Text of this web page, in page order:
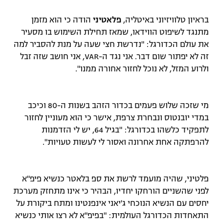
מדיניות פרטיות
תקנון פעילות ספורט 1
הצטרפות לחבילת הערוצים
לוח דרושים – ג'ובנט
גיימינג E-Sports
בראיון טלוויזיוני באיטליה, פלאטיני הודה כי הוא מזמן
מתנגד לשיפוט הווידאו, שמאז תחילת השימוש בו מסעיר
את עולם הכדורגל: "נדרשת חצי שעה על מנת להסביר למה
זה לא יפתור שום דבר. אני נגד ה-VAR, אני חושב שזה זבל
ולרוע המזל, לא נוכל לחזור אחורה ממנו".
מי שזכה שלוש פעמים בכדור הזהב בשנות ה-80 וכיכב
במדי יובנטוס ונבחרת צרפת, אישר כי הוא מעוניין לחזור
לתפקיד כלשהו בכדורגל: "בגיל 64, יש לי הזדמנות
להרפתקה אחת אחרונה ואסור לי לעשות טעויות".
פלטיני, שהיה מועמד לרשת את ספ בלאטר כנשיא פיפ"א
לפני שהשניים הורחקו יחדיו, הבהיר כי אינו מתחזק מערכת
יחסים עם הנשיא הנוכחי ג'יאני אינפנטינו ומתח ביקורת על
התאחדות הכדורגל העולמית: "בפיפ"א לא רצו אותי כנשיא